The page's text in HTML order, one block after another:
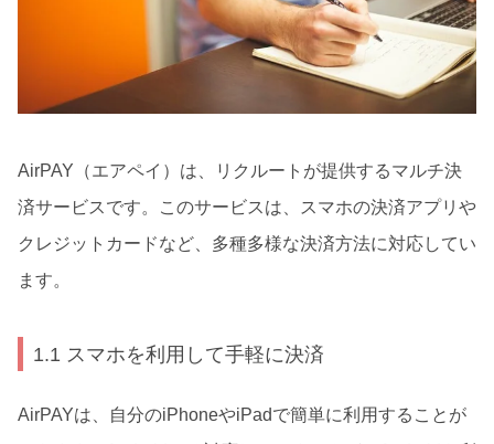
AirPAY（エアペイ）は、リクルートが提供するマルチ決
済サービスです。このサービスは、スマホの決済アプリや
クレジットカードなど、多種多様な決済方法に対応してい
ます。
1.1 スマホを利用して手軽に決済
AirPAYは、自分のiPhoneやiPadで簡単に利用することが